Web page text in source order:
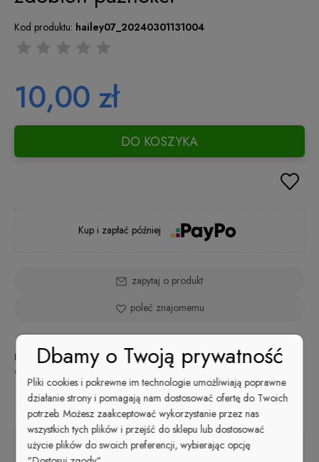
Kod produktu: hailey07_20240301131004
10,00 zł
DO KOSZYKA
Kup i zapłać później
zapytaj o produkt
poleć znajomemu
Dostępność: na
wyczerpaniu
Wysyłka w:
48 godzin
Dostawa: od 9,99 zł - ORLEN Paczka
(Polska)
Cena nie zawiera ewentualnych kosztów płatności
sprawdź formy dostawy
Opis
Dbamy o Twoją prywatność
Pliki cookies i pokrewne im technologie umożliwiają poprawne
działanie strony i pomagają nam dostosować ofertę do Twoich
potrzeb. Możesz zaakceptować wykorzystanie przez nas
wszystkich tych plików i przejść do sklepu lub dostosować
użycie plików do swoich preferencji, wybierając opcję